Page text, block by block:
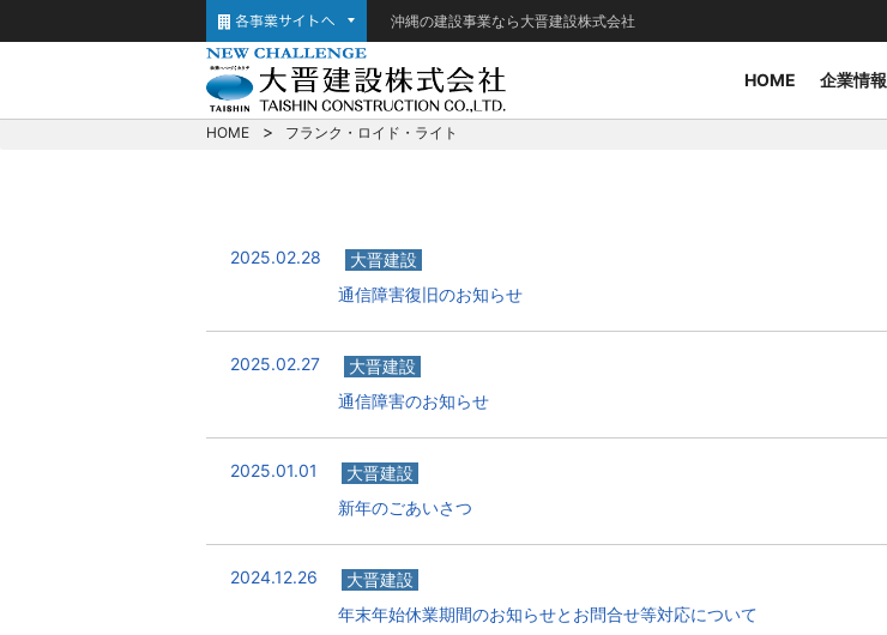
沖縄の建設事業なら大晋建設株式会社
HOME 企業情報
HOME フランク・ロイド・ライト
2025.02.28
大晋建設
通信障害復旧のお知らせ
2025.02.27
大晋建設
通信障害のお知らせ
2025.01.01
大晋建設
新年のごあいさつ
2024.12.26
大晋建設
年末年始休業期間のお知らせとお問合せ等対応について